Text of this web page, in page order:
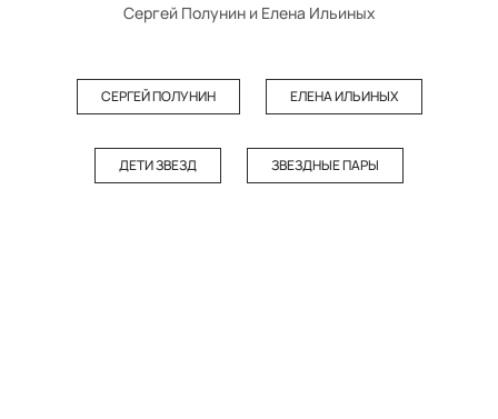
Сергей Полунин и Елена Ильиных
СЕРГЕЙ ПОЛУНИН ЕЛЕНА ИЛЬИНЫХ
ДЕТИ ЗВЕЗД ЗВЕЗДНЫЕ ПАРЫ